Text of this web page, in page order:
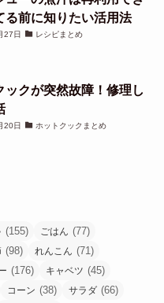
る前に知りたい活用法
27日 レシピまとめ
ックが突然故障！修理し
20日 ホットクックまとめ
(155) ごはん (77)
(98) れんこん (71)
(176) キャベツ (45)
コーン (38) サラダ (66)